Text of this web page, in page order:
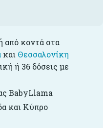
από κοντά στα
και Θεσσαλονίκη
ή 36 δόσεις με
BabyLlama
και Κύπρο